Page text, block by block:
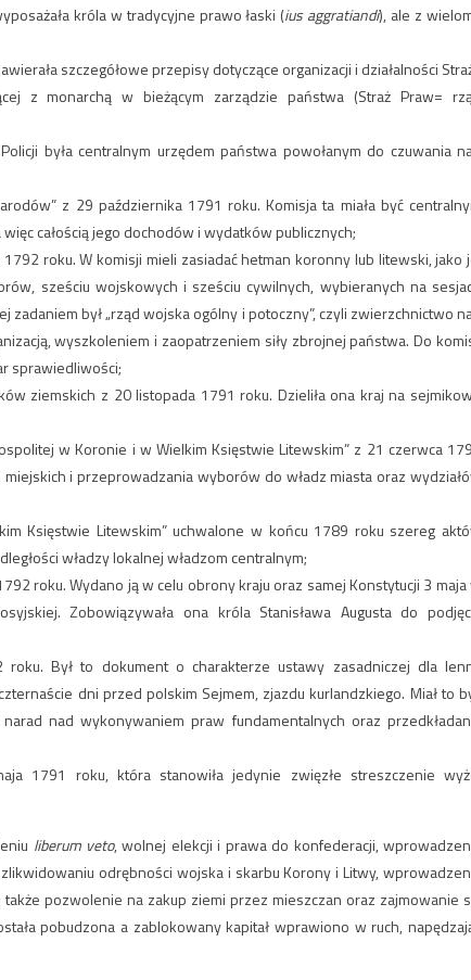
króla w tradycyjne prawo łaski (ius aggratiandi), ale z
szczegółowe przepisy dotyczące organizacji i działalności
z monarchą w bieżącym zarządzie państwa (Straż Praw=
była centralnym urzędem państwa powołanym do czuwania
z 29 października 1791 roku. Komisja ta miała być
całością jego dochodów i wydatków publicznych;
roku. W komisji mieli zasiadać hetman koronny lub litewski, jako
sześciu wojskowych i sześciu cywilnych, wybieranych na
był „rząd wojska ogólny i potoczny”, czyli zwierzchnictwo
wyszkoleniem i zaopatrzeniem siły zbrojnej państwa. Do
sprawiedliwości;
ziemskich z 20 listopada 1791 roku. Dzieliła ona kraj na
w Koronie i w Wielkim Księstwie Litewskim” z 21 czerwca
i przeprowadzania wyborów do władz miasta oraz
Księstwie Litewskim” uchwalone w końcu 1789 roku szereg
władzy lokalnej władzom centralnym;
roku. Wydano ją w celu obrony kraju oraz samej Konstytucji 3 maja
Zobowiązywała ona króla Stanisława Augusta do
Był to dokument o charakterze ustawy zasadniczej dla
dni przed polskim Sejmem, zjazdu kurlandzkiego. Miał to
nad wykonywaniem praw fundamentalnych oraz
1791 roku, która stanowiła jedynie zwięzłe streszczenie
liberum veto, wolnej elekcji i prawa do konfederacji,
odrębności wojska i skarbu Korony i Litwy,
pozwolenie na zakup ziemi przez mieszczan oraz zajmowanie
pobudzona a zablokowany kapitał wprawiono w ruch,